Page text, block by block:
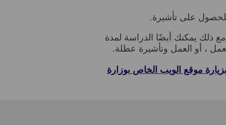
ذلك يمكنك أيضًا الدراسة لمدة
موقع الويب الخاص بوزارة